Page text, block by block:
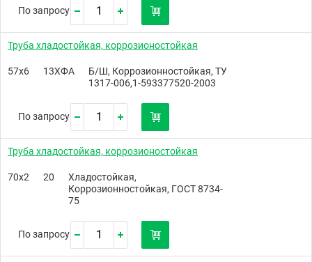
По запросу
Труба хладостойкая, коррозионостойкая
57х6 13ХФА
Б/Ш, Коррозионностойкая, ТУ
1317-006,1-593377520-2003
По запросу
Труба хладостойкая, коррозионостойкая
70х2 20
Хладостойкая,
Коррозионностойкая, ГОСТ 8734-
75
По запросу